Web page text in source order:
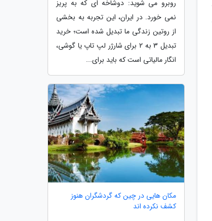
روبرو می شوید: دوشاخه ای که به پریز
نمی خورد. در ایران، این تجربه به بخشی
از روتین زندگی ما تبدیل شده است؛ خرید
تبدیل 3 به 2 برای شارژر لپ تاپ یا گوشی،
انگار مالیاتی است که باید برای...
مکان هایی در چین که گردشگران هنوز
کشف نکرده اند